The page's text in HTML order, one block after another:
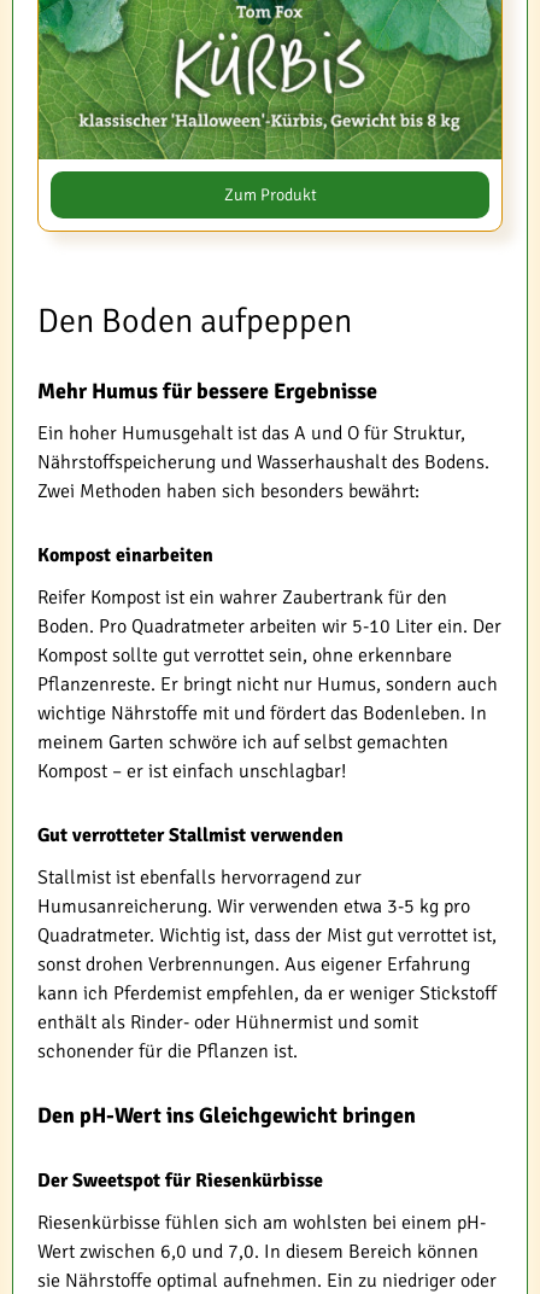
Zum Produkt
Den Boden aufpeppen
Mehr Humus für bessere Ergebnisse
Ein hoher Humusgehalt ist das A und O für Struktur,
Nährstoffspeicherung und Wasserhaushalt des Bodens.
Zwei Methoden haben sich besonders bewährt:
Kompost einarbeiten
Reifer Kompost ist ein wahrer Zaubertrank für den
Boden. Pro Quadratmeter arbeiten wir 5-10 Liter ein. Der
Kompost sollte gut verrottet sein, ohne erkennbare
Pflanzenreste. Er bringt nicht nur Humus, sondern auch
wichtige Nährstoffe mit und fördert das Bodenleben. In
meinem Garten schwöre ich auf selbst gemachten
Kompost – er ist einfach unschlagbar!
Gut verrotteter Stallmist verwenden
Stallmist ist ebenfalls hervorragend zur
Humusanreicherung. Wir verwenden etwa 3-5 kg pro
Quadratmeter. Wichtig ist, dass der Mist gut verrottet ist,
sonst drohen Verbrennungen. Aus eigener Erfahrung
kann ich Pferdemist empfehlen, da er weniger Stickstoff
enthält als Rinder- oder Hühnermist und somit
schonender für die Pflanzen ist.
Den pH-Wert ins Gleichgewicht bringen
Der Sweetspot für Riesenkürbisse
Riesenkürbisse fühlen sich am wohlsten bei einem pH-
Wert zwischen 6,0 und 7,0. In diesem Bereich können
sie Nährstoffe optimal aufnehmen. Ein zu niedriger oder